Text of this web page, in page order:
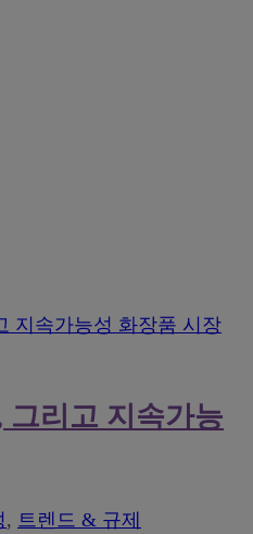
그리고 지속가능
, 트렌드 & 규제